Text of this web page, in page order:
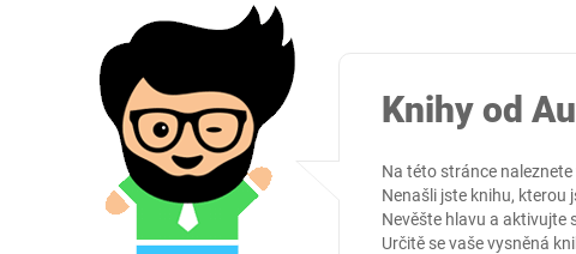
Knihy od
Na této stránce
Nenašli jste knihu, kterou
Nevěšte hlavu a aktivujte
Určitě se vaše vysněná